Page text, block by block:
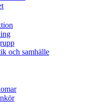
och samhälle